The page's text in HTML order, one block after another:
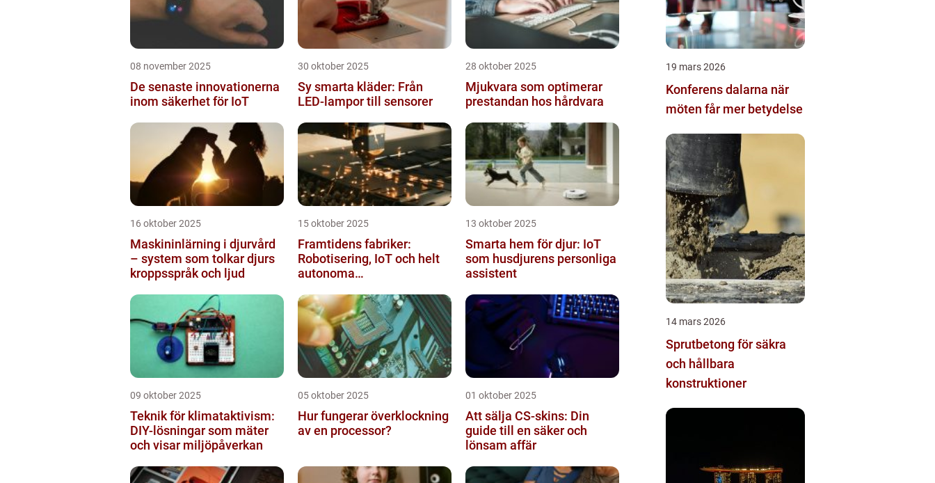
08 november 2025
De senaste innovationerna
inom säkerhet för IoT
30 oktober 2025
Sy smarta kläder: Från
LED-lampor till sensorer
28 oktober 2025
Mjukvara som optimerar
prestandan hos hårdvara
16 oktober 2025
Maskininlärning i djurvård
– system som tolkar djurs
kroppsspråk och ljud
15 oktober 2025
Framtidens fabriker:
Robotisering, IoT och helt
autonoma
13 oktober 2025
Smarta hem för djur: IoT
som husdjurens personliga
assistent
09 oktober 2025
Teknik för klimataktivism:
DIY-lösningar som mäter
och visar miljöpåverkan
05 oktober 2025
Hur fungerar överklockning
av en processor?
01 oktober 2025
Att sälja CS-skins: Din
guide till en säker och
lönsam affär
19 mars 2026
Konferens dalarna när
möten får mer betydelse
14 mars 2026
Sprutbetong för säkra
och hållbara
konstruktioner